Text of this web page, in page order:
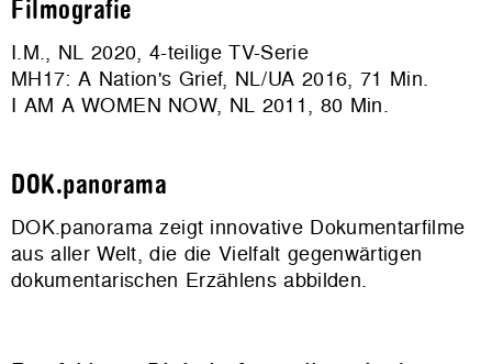
Filmografie
I.M., NL 2020, 4-teilige TV-Serie
MH17: A Nation's Grief, NL/UA 2016, 71 Min.
I AM A WOMEN NOW, NL 2011, 80 Min.
DOK.panorama
DOK.panorama zeigt innovative Dokumentarfilme
aus aller Welt, die die Vielfalt gegenwärtigen
dokumentarischen Erzählens abbilden.